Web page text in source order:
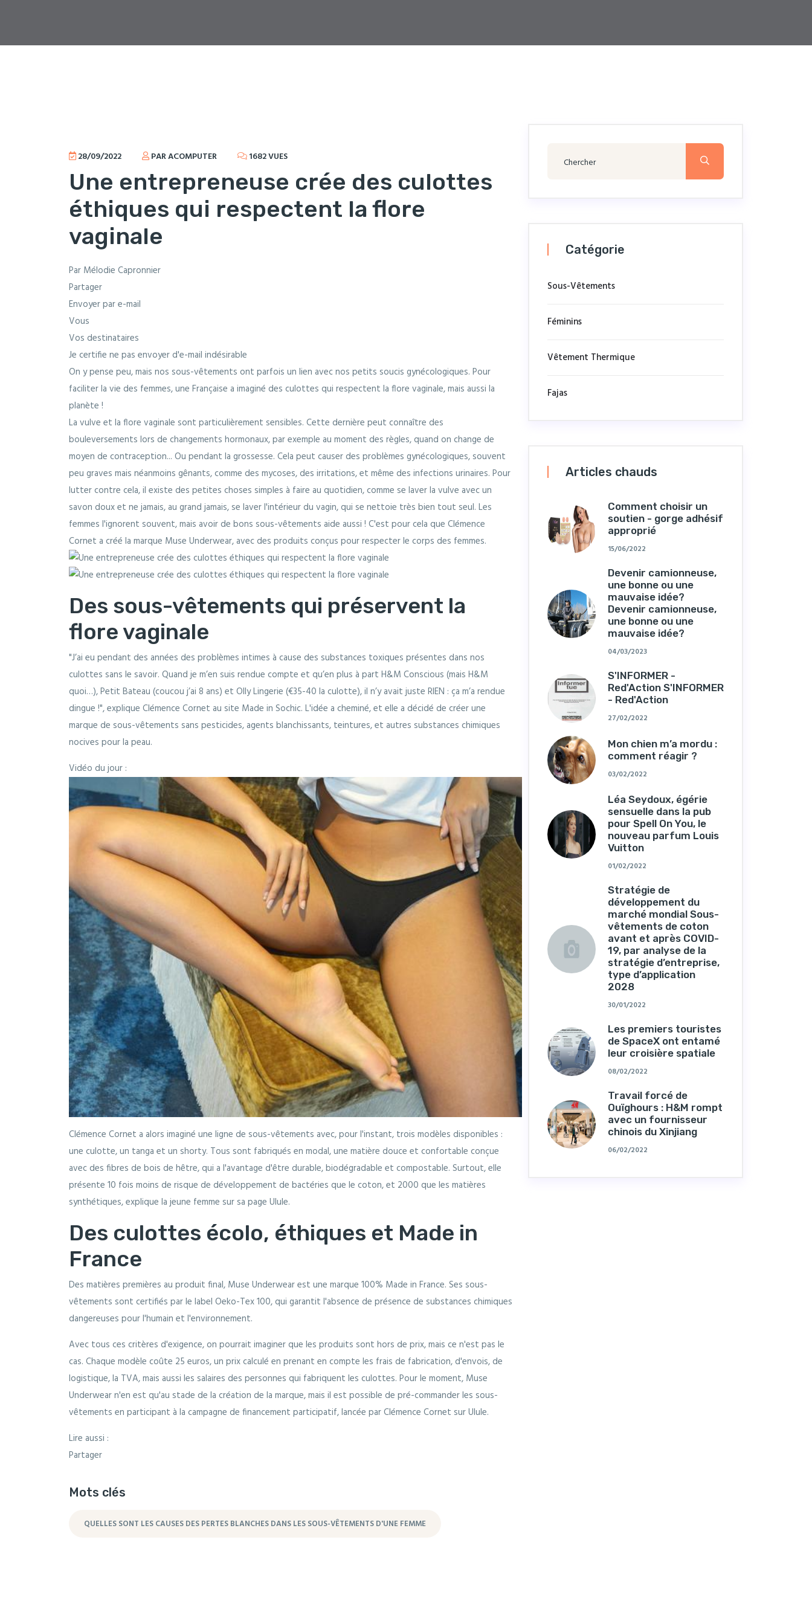
28/09/2022 PAR ACOMPUTER 1682 VUES
Une entrepreneuse crée des culottes
éthiques qui respectent la flore
vaginale
Par Mélodie Capronnier
Partager
Envoyer par e-mail
Vous
Vos destinataires
Je certifie ne pas envoyer d'e-mail indésirable
On y pense peu, mais nos sous-vêtements ont parfois un lien avec nos petits soucis gynécologiques. Pour
faciliter la vie des femmes, une Française a imaginé des culottes qui respectent la flore vaginale, mais aussi la
planète !
La vulve et la flore vaginale sont particulièrement sensibles. Cette dernière peut connaître des
bouleversements lors de changements hormonaux, par exemple au moment des règles, quand on change de
moyen de contraception... Ou pendant la grossesse. Cela peut causer des problèmes gynécologiques, souvent
peu graves mais néanmoins gênants, comme des mycoses, des irritations, et même des infections urinaires. Pour
lutter contre cela, il existe des petites choses simples à faire au quotidien, comme se laver la vulve avec un
savon doux et ne jamais, au grand jamais, se laver l'intérieur du vagin, qui se nettoie très bien tout seul. Les
femmes l'ignorent souvent, mais avoir de bons sous-vêtements aide aussi ! C'est pour cela que Clémence
Cornet a créé la marque Muse Underwear, avec des produits conçus pour respecter le corps des femmes.
Des sous-vêtements qui préservent la
flore vaginale
"J’ai eu pendant des années des problèmes intimes à cause des substances toxiques présentes dans nos
culottes sans le savoir. Quand je m’en suis rendue compte et qu’en plus à part H&M Conscious (mais H&M
quoi…), Petit Bateau (coucou j’ai 8 ans) et Olly Lingerie (€35-40 la culotte), il n’y avait juste RIEN : ça m’a rendue
dingue !", explique Clémence Cornet au site Made in Sochic. L'idée a cheminé, et elle a décidé de créer une
marque de sous-vêtements sans pesticides, agents blanchissants, teintures, et autres substances chimiques
nocives pour la peau.
Vidéo du jour :
Clémence Cornet a alors imaginé une ligne de sous-vêtements avec, pour l'instant, trois modèles disponibles :
une culotte, un tanga et un shorty. Tous sont fabriqués en modal, une matière douce et confortable conçue
avec des fibres de bois de hêtre, qui a l'avantage d'être durable, biodégradable et compostable. Surtout, elle
présente 10 fois moins de risque de développement de bactéries que le coton, et 2000 que les matières
synthétiques, explique la jeune femme sur sa page Ulule.
Des culottes écolo, éthiques et Made in
France
Des matières premières au produit final, Muse Underwear est une marque 100% Made in France. Ses sous-
vêtements sont certifiés par le label Oeko-Tex 100, qui garantit l'absence de présence de substances chimiques
dangereuses pour l'humain et l'environnement.
Avec tous ces critères d'exigence, on pourrait imaginer que les produits sont hors de prix, mais ce n'est pas le
cas. Chaque modèle coûte 25 euros, un prix calculé en prenant en compte les frais de fabrication, d'envois, de
logistique, la TVA, mais aussi les salaires des personnes qui fabriquent les culottes. Pour le moment, Muse
Underwear n'en est qu'au stade de la création de la marque, mais il est possible de pré-commander les sous-
vêtements en participant à la campagne de financement participatif, lancée par Clémence Cornet sur Ulule.
Lire aussi :
Partager
Mots clés
QUELLES SONT LES CAUSES DES PERTES BLANCHES DANS LES SOUS-VÊTEMENTS D'UNE FEMME
Catégorie
Sous-Vêtements
Féminins
Vêtement Thermique
Fajas
Articles chauds
Comment choisir un
soutien - gorge adhésif
approprié
15/06/2022
Devenir camionneuse,
une bonne ou une
mauvaise idée?
Devenir camionneuse,
une bonne ou une
mauvaise idée?
04/03/2023
S'INFORMER -
Red'Action S'INFORMER
- Red'Action
27/02/2022
Mon chien m’a mordu :
comment réagir ?
03/02/2022
Léa Seydoux, égérie
sensuelle dans la pub
pour Spell On You, le
nouveau parfum Louis
Vuitton
01/02/2022
Stratégie de
développement du
marché mondial Sous-
vêtements de coton
avant et après COVID-
19, par analyse de la
stratégie d’entreprise,
type d’application
2028
30/01/2022
Les premiers touristes
de SpaceX ont entamé
leur croisière spatiale
08/02/2022
Travail forcé de
Ouïghours : H&M rompt
avec un fournisseur
chinois du Xinjiang
06/02/2022